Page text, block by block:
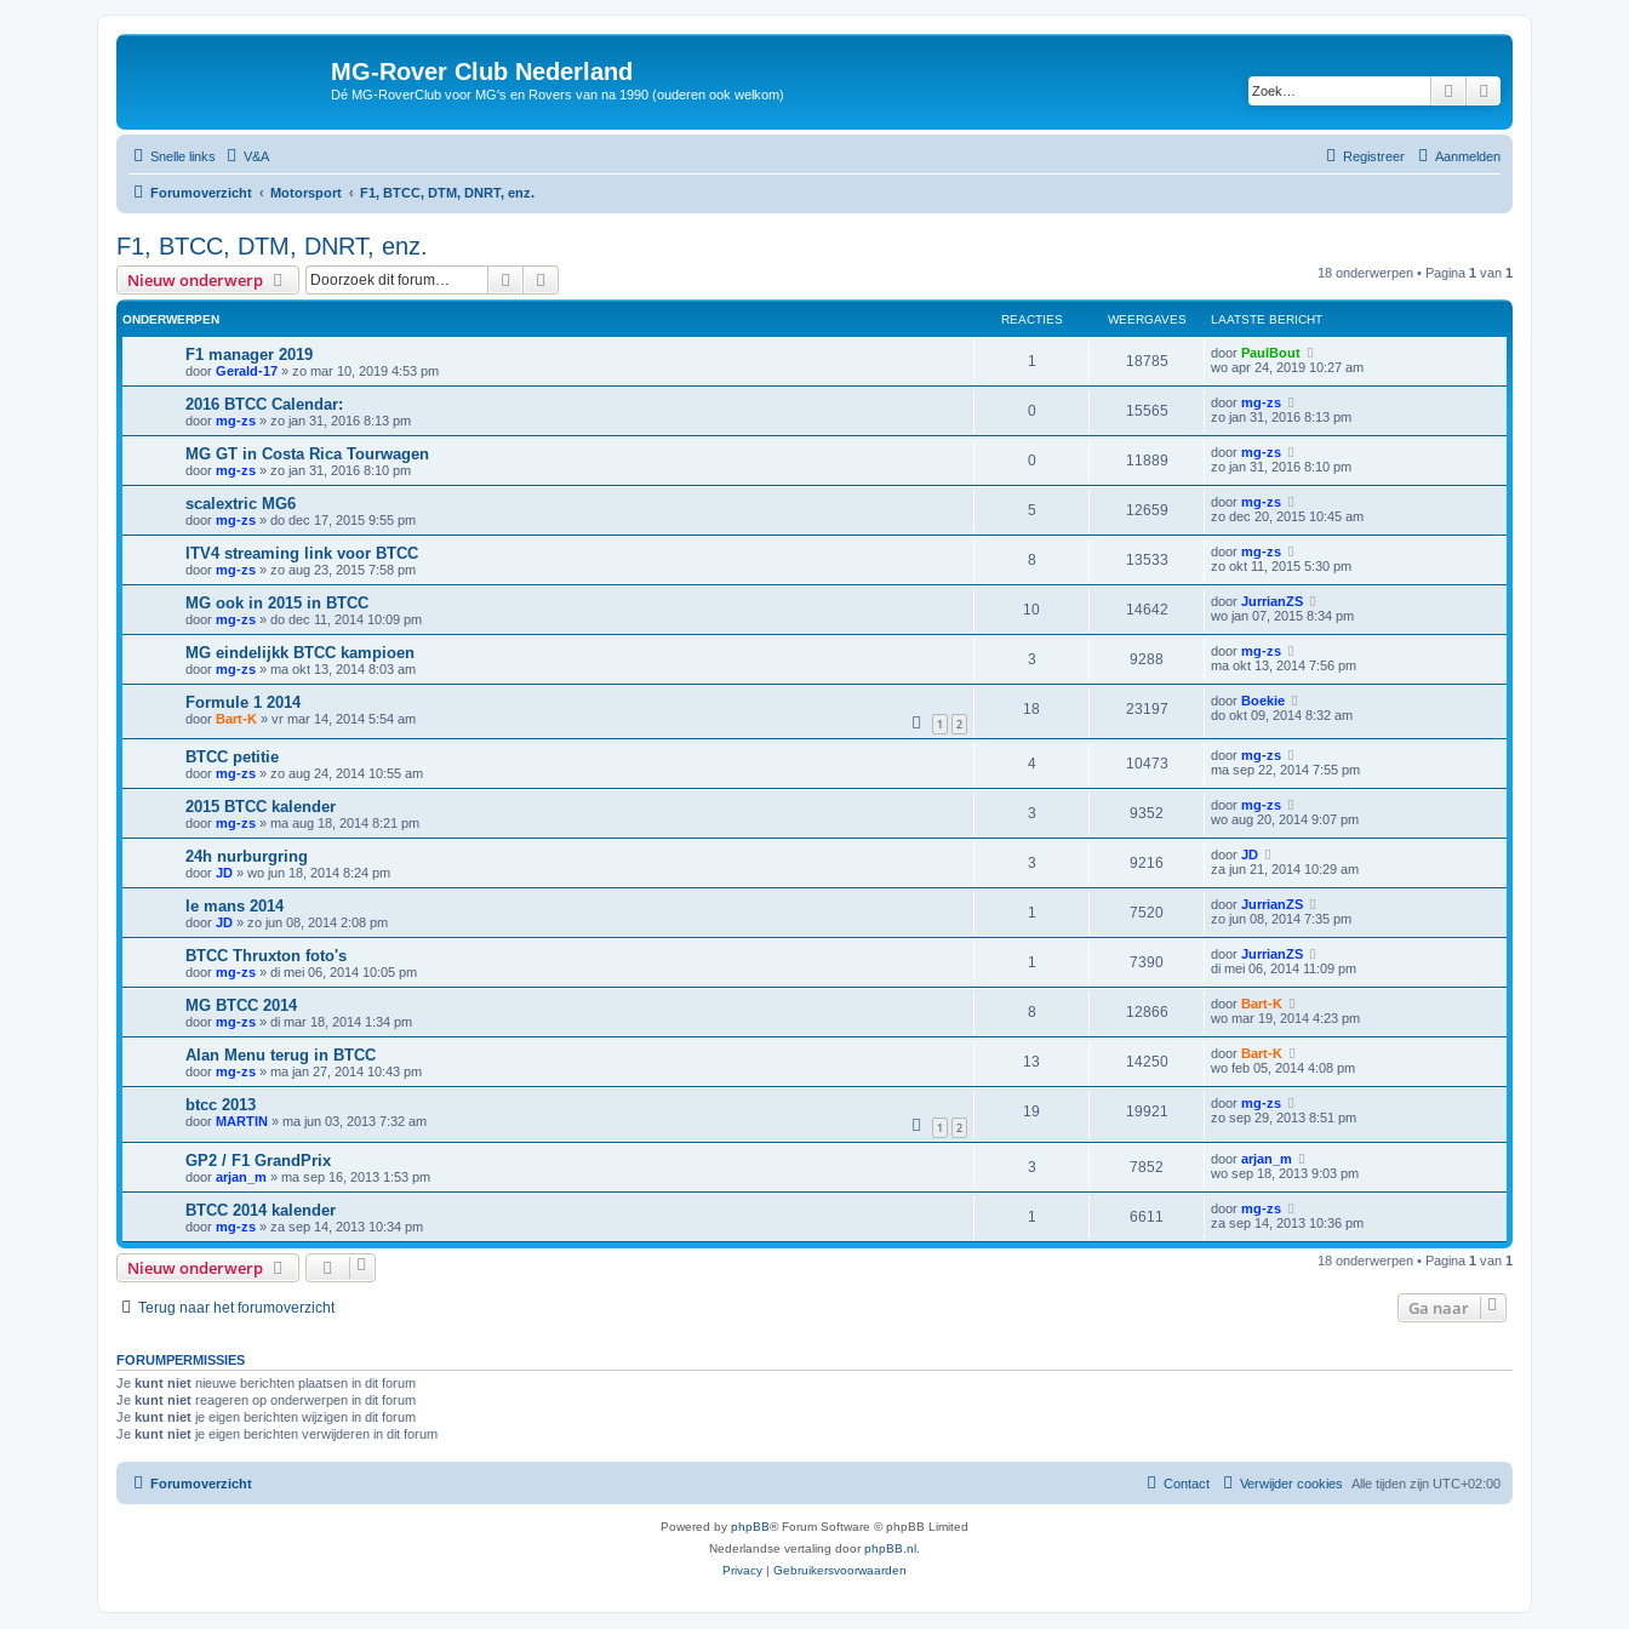
MG-Rover Club Nederland
Dé MG-RoverClub voor MG's en Rovers van na 1990 (ouderen ook welkom) Zoek
Snelle links V&A Aanmelden
Registreer
Forumoverzicht Motorsport F1, BTCC, DTM, DNRT, enz.
F1, BTCC, DTM, DNRT, enz.
Nieuw onderwerp Zoek 18 onderwerpen • Pagina 1 van 1
ONDERWERPEN REACTIES WEERGAVES LAATSTE BERICHT
F1 manager 2019
door Gerald-17 » zo mar 10, 2019 4:53 pm
1 18785 door PaulBout
wo apr 24, 2019 10:27 am
2016 BTCC Calendar:
door mg-zs » zo jan 31, 2016 8:13 pm
0 15565 door mg-zs
zo jan 31, 2016 8:13 pm
MG GT in Costa Rica Tourwagen
door mg-zs » zo jan 31, 2016 8:10 pm
0 11889 door mg-zs
zo jan 31, 2016 8:10 pm
scalextric MG6
door mg-zs » do dec 17, 2015 9:55 pm
5 12659 door mg-zs
zo dec 20, 2015 10:45 am
ITV4 streaming link voor BTCC
door mg-zs » zo aug 23, 2015 7:58 pm
8 13533 door mg-zs
zo okt 11, 2015 5:30 pm
MG ook in 2015 in BTCC
door mg-zs » do dec 11, 2014 10:09 pm
10 14642 door JurrianZS
wo jan 07, 2015 8:34 pm
MG eindelijkk BTCC kampioen
door mg-zs » ma okt 13, 2014 8:03 am
3 9288 door mg-zs
ma okt 13, 2014 7:56 pm
Formule 1 2014
door Bart-K » vr mar 14, 2014 5:54 am 1 2
18 23197 door Boekie
do okt 09, 2014 8:32 am
BTCC petitie
door mg-zs » zo aug 24, 2014 10:55 am
4 10473 door mg-zs
ma sep 22, 2014 7:55 pm
2015 BTCC kalender
door mg-zs » ma aug 18, 2014 8:21 pm
3 9352 door mg-zs
wo aug 20, 2014 9:07 pm
24h nurburgring
door JD » wo jun 18, 2014 8:24 pm
3 9216 door JD
za jun 21, 2014 10:29 am
le mans 2014
door JD » zo jun 08, 2014 2:08 pm
1 7520 door JurrianZS
zo jun 08, 2014 7:35 pm
BTCC Thruxton foto's
door mg-zs » di mei 06, 2014 10:05 pm
1 7390 door JurrianZS
di mei 06, 2014 11:09 pm
MG BTCC 2014
door mg-zs » di mar 18, 2014 1:34 pm
8 12866 door Bart-K
wo mar 19, 2014 4:23 pm
Alan Menu terug in BTCC
door mg-zs » ma jan 27, 2014 10:43 pm
13 14250 door Bart-K
wo feb 05, 2014 4:08 pm
btcc 2013
door MARTIN » ma jun 03, 2013 7:32 am 1 2
19 19921 door mg-zs
zo sep 29, 2013 8:51 pm
GP2 / F1 GrandPrix
door arjan_m » ma sep 16, 2013 1:53 pm
3 7852 door arjan_m
wo sep 18, 2013 9:03 pm
BTCC 2014 kalender
door mg-zs » za sep 14, 2013 10:34 pm
1 6611 door mg-zs
za sep 14, 2013 10:36 pm
Nieuw onderwerp 18 onderwerpen • Pagina 1 van 1
Terug naar het forumoverzicht Ga naar
FORUMPERMISSIES
Je kunt niet nieuwe berichten plaatsen in dit forum
Je kunt niet reageren op onderwerpen in dit forum
Je kunt niet je eigen berichten wijzigen in dit forum
Je kunt niet je eigen berichten verwijderen in dit forum
Forumoverzicht Alle tijden zijn UTC+02:00
Verwijder cookies
Contact
Powered by phpBB® Forum Software © phpBB Limited
Nederlandse vertaling doorphpBB.nl.
Privacy | Gebruikersvoorwaarden